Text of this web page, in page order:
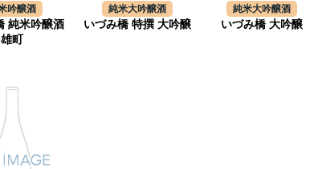
吟醸酒
純米吟醸酒
雄町
純米大吟醸酒
いづみ橋 特撰 大吟醸
純米大吟醸酒
いづみ橋 大吟醸